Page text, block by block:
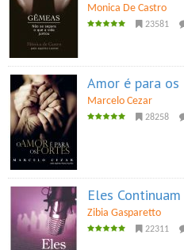
Monica De Castro
23581
Amor é para os
Marcelo Cezar
28258
Eles
Zibia Gasparetto
22311